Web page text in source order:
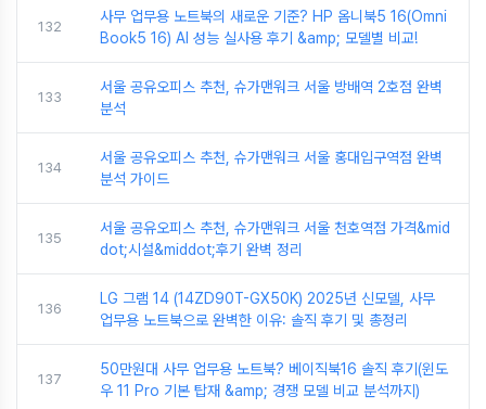
132
사무 업무용 노트북의 새로운 기준? HP 옴니북5 16(Omni
Book5 16) AI 성능 실사용 후기 &amp; 모델별 비교!
133
서울 공유오피스 추천, 슈가맨워크 서울 방배역 2호점 완벽
분석
134
서울 공유오피스 추천, 슈가맨워크 서울 홍대입구역점 완벽
분석 가이드
135
서울 공유오피스 추천, 슈가맨워크 서울 천호역점 가격&mid
dot;시설&middot;후기 완벽 정리
136
LG 그램 14 (14ZD90T-GX50K) 2025년 신모델, 사무
업무용 노트북으로 완벽한 이유: 솔직 후기 및 총정리
137
50만원대 사무 업무용 노트북? 베이직북16 솔직 후기(윈도
우 11 Pro 기본 탑재 &amp; 경쟁 모델 비교 분석까지)